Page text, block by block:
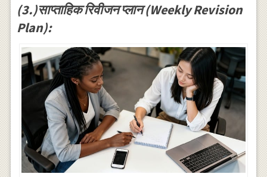
(3.)साप्ताहिक रिवीजन प्लान (Weekly Revision
Plan):